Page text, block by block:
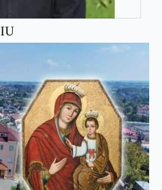
Zobacz na Facebooku
Greckokatolicki
Zobacz na Facebooku · Udostępnij